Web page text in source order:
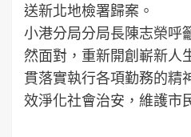
送新北地檢署歸案。
小港分局分局長陳志榮呼
然面對，重新開創嶄新人
貫落實執行各項勤務的精
效淨化社會治安，維護市